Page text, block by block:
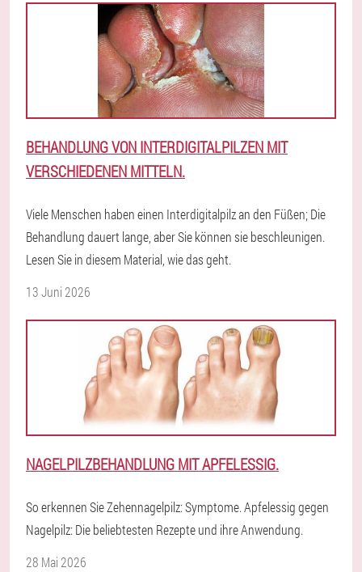
BEHANDLUNG VON INTERDIGITALPILZEN MIT
VERSCHIEDENEN MITTELN.
Viele Menschen haben einen Interdigitalpilz an den Füßen; Die
Behandlung dauert lange, aber Sie können sie beschleunigen.
Lesen Sie in diesem Material, wie das geht.
13 Juni 2026
NAGELPILZBEHANDLUNG MIT APFELESSIG.
So erkennen Sie Zehennagelpilz: Symptome. Apfelessig gegen
Nagelpilz: Die beliebtesten Rezepte und ihre Anwendung.
28 Mai 2026